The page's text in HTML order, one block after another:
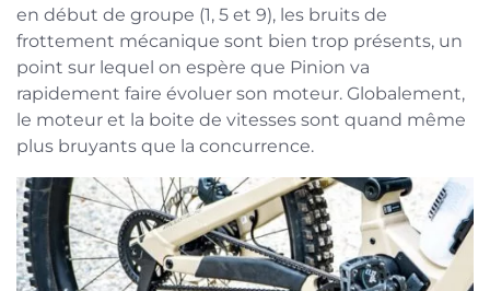
en début de groupe (1, 5 et 9), les bruits de
frottement mécanique sont bien trop présents, un
point sur lequel on espère que Pinion va
rapidement faire évoluer son moteur. Globalement,
le moteur et la boite de vitesses sont quand même
plus bruyants que la concurrence.